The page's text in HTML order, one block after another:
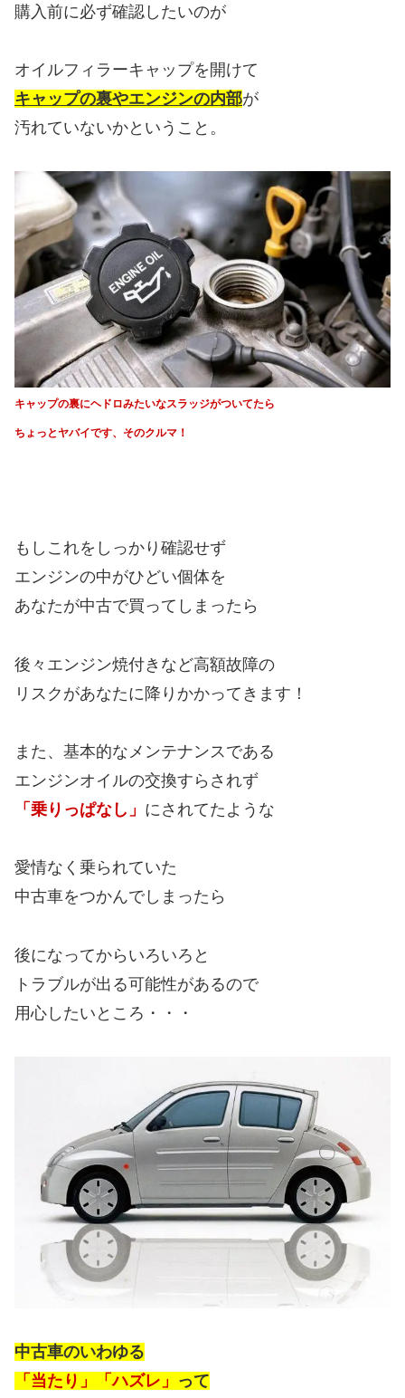
購入前に必ず確認したいのが
オイルフィラーキャップを開けて
キャップの裏やエンジンの内部が
汚れていないかということ。
キャップの裏にヘドロみたいなスラッジがついてたら
ちょっとヤバイです、そのクルマ！
もしこれをしっかり確認せず
エンジンの中がひどい個体を
あなたが中古で買ってしまったら
後々エンジン焼付きなど高額故障の
リスクがあなたに降りかかってきます！
また、基本的なメンテナンスである
エンジンオイルの交換すらされず
「乗りっぱなし」 にされてたような
愛情なく乗られていた
中古車をつかんでしまったら
後になってからいろいろと
トラブルが出る可能性があるので
用心したいところ・・・
中古車のいわゆる
「当たり」「ハズレ」 って